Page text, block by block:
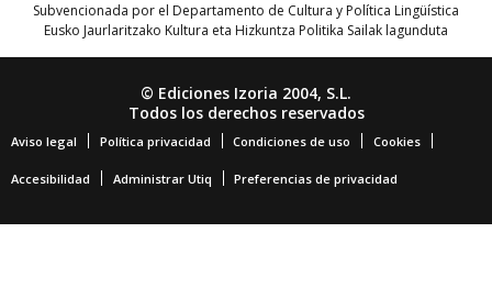
Subvencionada por el Departamento de Cultura y Política Lingüística
Eusko Jaurlaritzako Kultura eta Hizkuntza Politika Sailak lagunduta
© Ediciones Izoria 2004, S.L.
Todos los derechos reservados
Aviso legal Política privacidad Condiciones de uso Cookies
Accesibilidad Administrar Utiq Preferencias de privacidad